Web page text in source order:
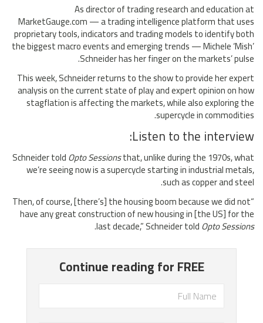
As director of trading research and education at
MarketGauge.com — a trading intelligence platform that uses
proprietary tools, indicators and trading models to identify both
the biggest macro events and emerging trends — Michele ‘Mish’
Schneider has her finger on the markets’ pulse.
This week, Schneider returns to the show to provide her expert
analysis on the current state of play and expert opinion on how
stagflation is affecting the markets, while also exploring the
supercycle in commodities.
Listen to the interview:
Schneider toldOpto Sessionsthat, unlike during the 1970s, what
we’re seeing now is a supercycle starting in industrial metals,
such as copper and steel.
“Then, of course, [there’s] the housing boom because we did not
have any great construction of new housing in [the US] for the
last decade,” Schneider toldOpto Sessions
.